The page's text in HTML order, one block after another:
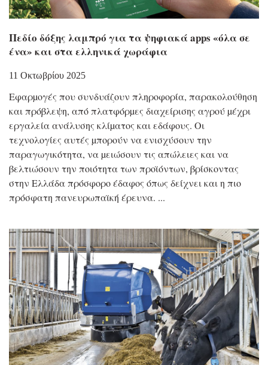
Πεδίο δόξης λαμπρό για τα ψηφιακά apps «όλα σε
ένα» και στα ελληνικά χωράφια
11 Οκτωβρίου 2025
Eφαρµογές που συνδυάζουν πληροφορία, παρακολούθηση
και πρόβλεψη, από πλατφόρµες διαχείρισης αγρού µέχρι
εργαλεία ανάλυσης κλίµατος και εδάφους. Οι
τεχνολογίες αυτές µπορούν να ενισχύσουν την
παραγωγικότητα, να µειώσουν τις απώλειες και να
βελτιώσουν την ποιότητα των προϊόντων, βρίσκοντας
στην Ελλάδα πρόσφορο έδαφος όπως δείχνει και η πιο
πρόσφατη πανευρωπαϊκή έρευνα.